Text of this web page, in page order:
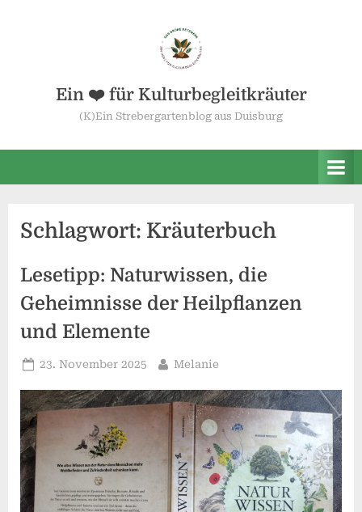
Ein ❤️ für Kulturbegleitkräuter
(K)Ein Strebergartenblog aus Duisburg
Schlagwort: Kräuterbuch
Lesetipp: Naturwissen, die
Geheimnisse der Heilpflanzen
und Elemente
Posted
23. November 2025 By
Melanie